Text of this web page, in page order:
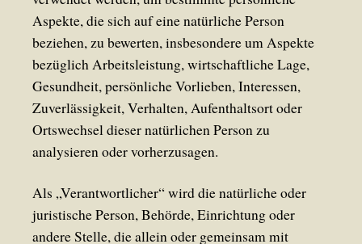
Aspekte, die sich auf eine natürliche Person
beziehen, zu bewerten, insbesondere um Aspekte
bezüglich Arbeitsleistung, wirtschaftliche Lage,
Gesundheit, persönliche Vorlieben, Interessen,
Zuverlässigkeit, Verhalten, Aufenthaltsort oder
Ortswechsel dieser natürlichen Person zu
analysieren oder vorherzusagen.
Als „Verantwortlicher“ wird die natürliche oder
juristische Person, Behörde, Einrichtung oder
andere Stelle, die allein oder gemeinsam mit